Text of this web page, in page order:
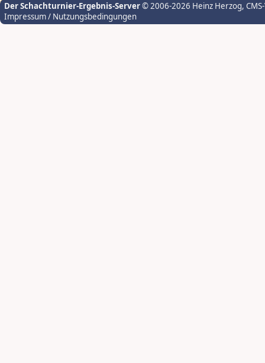
Der Schachturnier-Ergebnis-Server© 2006-2026 Heinz Herzog,
Impressum / Nutzungsbedingungen